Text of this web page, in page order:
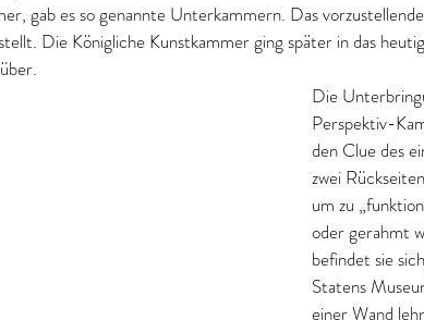
gab es so genannte Unterkammern. Das
Die Königliche Kunstkammer ging später in das
Die
Perspektiv-
den Clue des
zwei
um zu
oder gerahmt
befindet sie
Statens
einer Wand